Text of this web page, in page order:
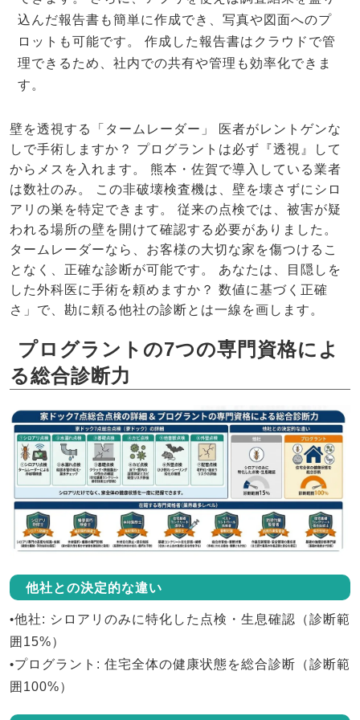
込んだ報告書も簡単に作成でき、写真や図面へのプ
ロットも可能です。 作成した報告書はクラウドで管
理できるため、社内での共有や管理も効率化できま
す。
壁を透視する「タームレーダー」 医者がレントゲンな
しで手術しますか？ プログラントは必ず『透視』して
からメスを入れます。 熊本・佐賀で導入している業者
は数社のみ。 この非破壊検査機は、壁を壊さずにシロ
アリの巣を特定できます。 従来の点検では、被害が疑
われる場所の壁を開けて確認する必要がありました。
タームレーダーなら、お客様の大切な家を傷つけるこ
となく、正確な診断が可能です。 あなたは、目隠しを
した外科医に手術を頼めますか？ 数値に基づく正確
さ」で、勘に頼る他社の診断とは一線を画します。
プログラントの7つの専門資格によ
る総合診断力
他社との決定的な違い
•他社: シロアリのみに特化した点検・生息確認（診断範
囲15%）
•プログラント : 住宅全体の健康状態を総合診断（診断範
囲100%）